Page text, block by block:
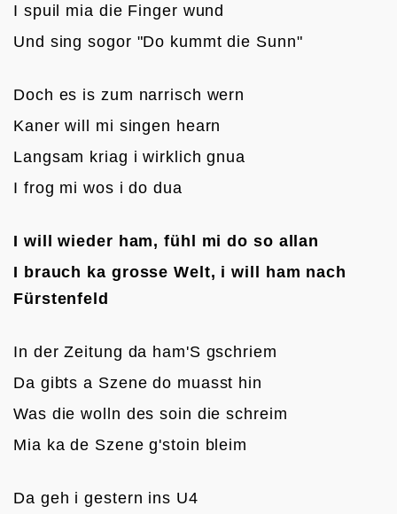
I spuil mia die Finger wund
Und sing sogor "Do kummt die Sunn"
Doch es is zum narrisch wern
Kaner will mi singen hearn
Langsam kriag i wirklich gnua
I frog mi wos i do dua
I will wieder ham, fühl mi do so allan
I brauch ka grosse Welt, i will ham nach
Fürstenfeld
In der Zeitung da ham'S gschriem
Da gibts a Szene do muasst hin
Was die wolln des soin die schreim
Mia ka de Szene g'stoin bleim
Da geh i gestern ins U4